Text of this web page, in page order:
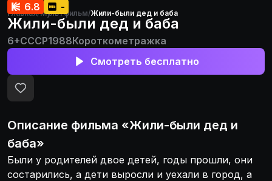
Главная/Мультфильм/Жили-были дед и баба
6.8 -
Жили-были дед и баба
6+СССР1988Короткометражка
Смотреть бесплатно
Описание фильма «Жили-были дед и
баба»
Были у родителей двое детей, годы прошли, они
состарились, а дети выросли и уехали в город, а